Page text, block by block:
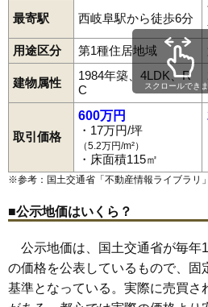
最寄駅 西岐阜駅から徒歩6分
用途区分 第1種住居地域
建物属性
1984年築、4LDK、R
C
取引価格
600万円
・17万円/坪
（5.2万円/m²）
・床面積115㎡
スクロールでき
※参考：国土交通省「 不動産情報ライブラリ 」
■公示地価はいくら？
公示地価は、国土交通省が毎年
の価格を公表しているもので、固
基準となっている。実際に売買さ